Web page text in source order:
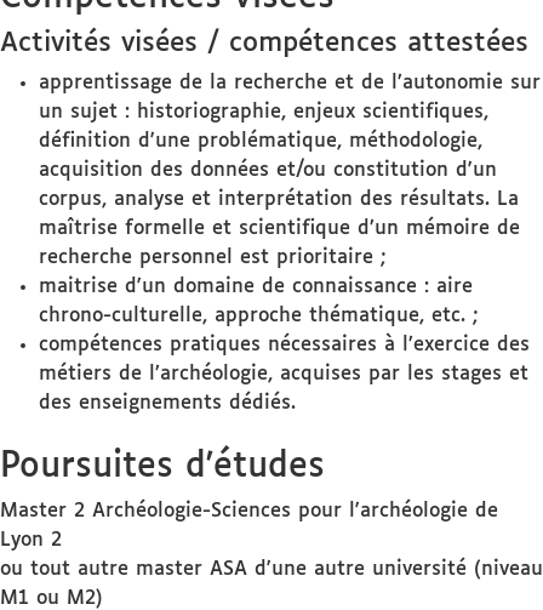
Activités visées / compétences attestées
apprentissage de la recherche et de l’autonomie sur
un sujet : historiographie, enjeux scientifiques,
définition d'une problématique, méthodologie,
acquisition des données et/ou constitution d'un
corpus, analyse et interprétation des résultats. La
maîtrise formelle et scientifique d’un mémoire de
recherche personnel est prioritaire ;
maitrise d'un domaine de connaissance : aire
chrono-culturelle, approche thématique, etc. ;
compétences pratiques nécessaires à l’exercice des
métiers de l’archéologie, acquises par les stages et
des enseignements dédiés.
Poursuites d'études
Master 2 Archéologie-Sciences pour l'archéologie de
Lyon 2
ou tout autre master ASA d'une autre université (niveau
M1 ou M2)